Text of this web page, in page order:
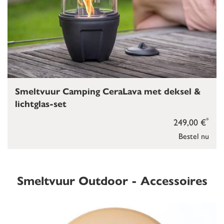
Bestel nu
249,00 €*
Smeltvuur Camping CeraLava met deksel &
lichtglas-set
Smeltvuur Outdoor - Accessoires